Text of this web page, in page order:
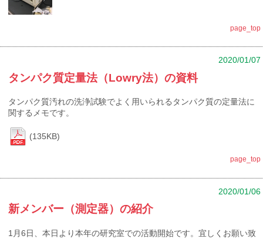
page_top
2020/01/07
タンパク質定量法（Lowry法）の資料
タンパク質汚れの洗浄試験でよく用いられるタンパク質の定量法に
関するメモです。
(135KB)
page_top
2020/01/06
新メンバー（測定器）の紹介
1月6日、本日より本年の研究室での活動開始です。宜しくお願い致